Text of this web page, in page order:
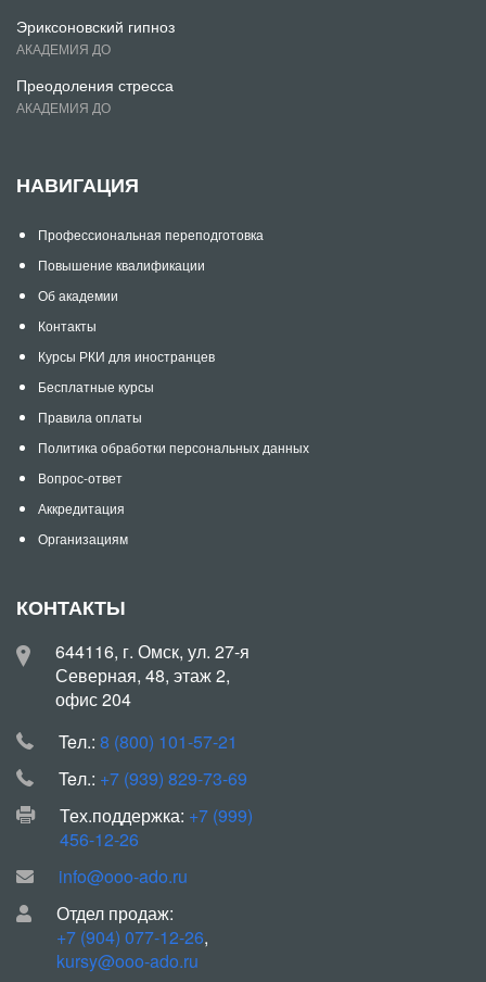
Эриксоновский гипноз
АКАДЕМИЯ ДО
Преодоления стресса
АКАДЕМИЯ ДО
НАВИГАЦИЯ
Профессиональная переподготовка
Повышение квалификации
Об академии
Контакты
Курсы РКИ для иностранцев
Бесплатные курсы
Правила оплаты
Политика обработки персональных данных
Вопрос-ответ
Аккредитация
Организациям
КОНТАКТЫ
644116, г. Омск, ул. 27-я
Северная, 48, этаж 2,
офис 204
Teл.: 8 (800) 101-57-21
Teл.: +7 (939) 829-73-69
Тех.поддержка: +7 (999)
456-12-26
info@ooo-ado.ru
Отдел продаж:
+7 (904) 077-12-26,
kursy@ooo-ado.ru